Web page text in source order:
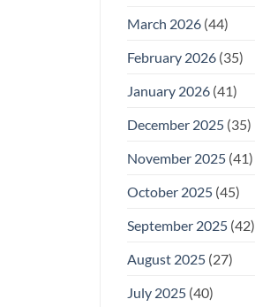
March 2026(44)
February 2026(35)
January 2026(41)
December 2025(35)
November 2025(41)
October 2025(45)
September 2025(42)
August 2025(27)
July 2025(40)